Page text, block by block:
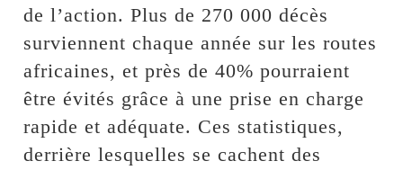
de l’action. Plus de 270 000 décès
surviennent chaque année sur les routes
africaines, et près de 40% pourraient
être évités grâce à une prise en charge
rapide et adéquate. Ces statistiques,
derrière lesquelles se cachent des